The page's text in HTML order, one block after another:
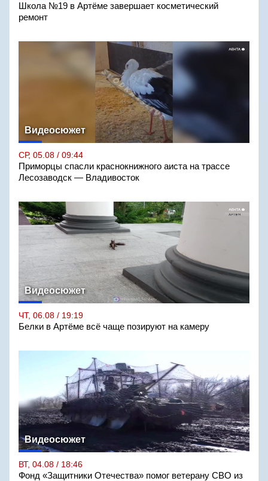
Школа №19 в Артёме завершает косметический
ремонт
Видеосюжет
СР, 05.08 / 09:44
Приморцы спасли краснокнижного аиста на трассе
Лесозаводск — Владивосток
Видеосюжет
ЧТ, 06.08 / 19:19
Белки в Артёме всё чаще позируют на камеру
Видеосюжет
ВТ, 04.08 / 18:46
Фонд «Защитники Отечества» помог ветерану СВО из